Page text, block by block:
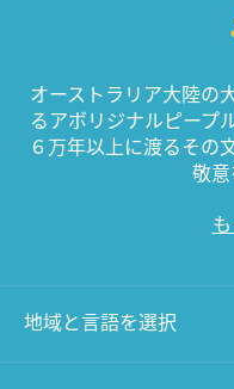
オーストラリア大陸の
るアボリジナルピープ
６万年以上に渡るその
敬意
地域と言語を選択